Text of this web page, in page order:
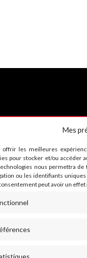
Mes
offrir les meilleures
pour stocker et/ou accéder
nous permettra
ou les identifiants
peut avoir un